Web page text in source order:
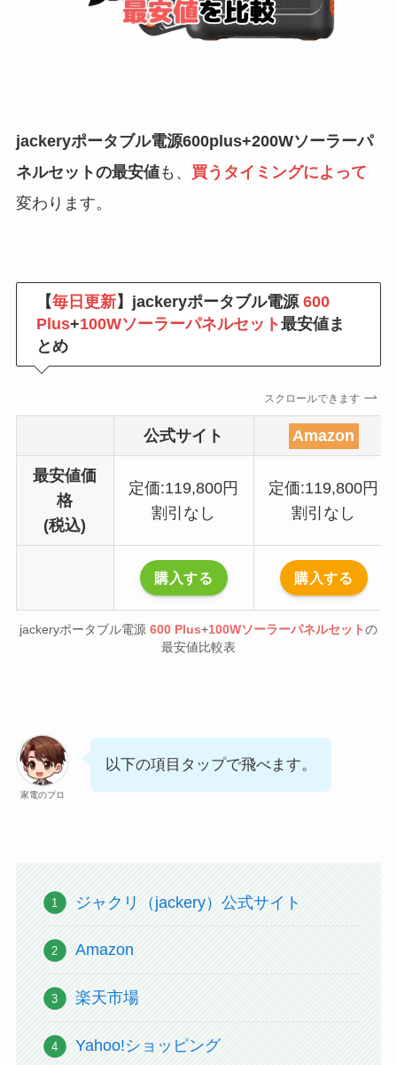
jackeryポータブル電源600plus+200Wソーラーパ
ネルセットの最安値も、 買うタイミングによって
変わります。
【毎日更新】jackeryポータブル電源600
Plus+100Wソーラーパネルセット最安値ま
とめ
スクロールできます
公式サイト Amazon
最安値価
格
(税込)
定価:119,800円
割引なし
定価:119,800円
割引なし
購入する 購入する
jackeryポータブル電源 600 Plus+100Wソーラーパネルセットの
最安値比較表
家電のプロ
以下の項目タップで飛べます。
ジャクリ（jackery）公式サイト
Amazon
楽天市場
Yahoo!ショッピング